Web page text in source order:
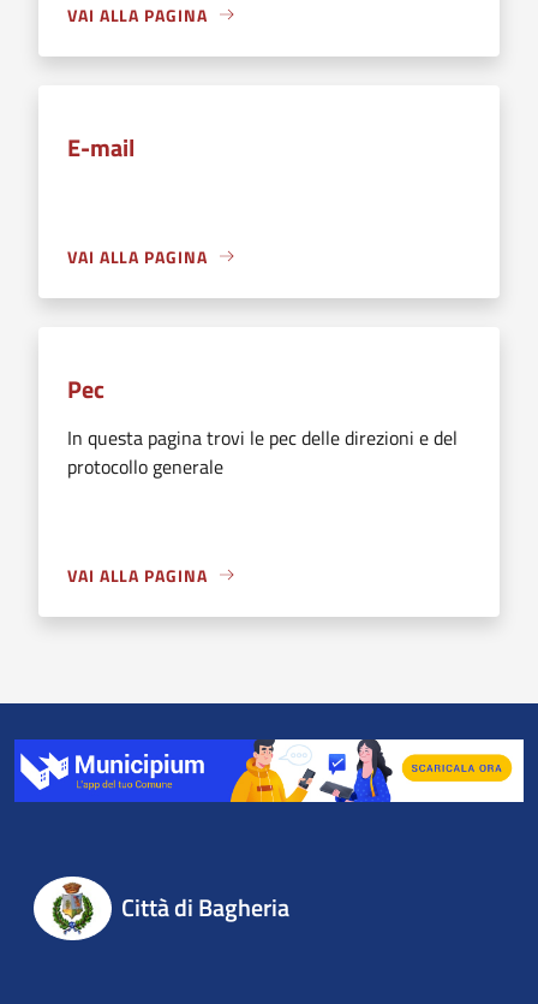
VAI ALLA PAGINA
E-mail
VAI ALLA PAGINA
Pec
In questa pagina trovi le pec delle direzioni e del
protocollo generale
VAI ALLA PAGINA
Città di Bagheria